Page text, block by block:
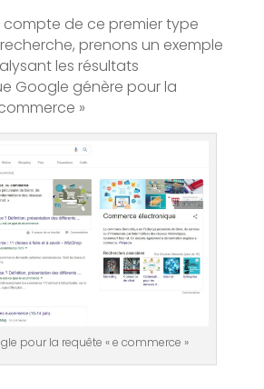
compte de ce premier type
prenons un exemple
les résultats
Google génère pour la
»
pour la requête « e commerce »